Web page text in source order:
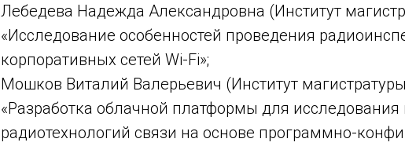
Лебедева Надежда Александровна (Институт
«Исследование особенностей проведения
корпоративных сетей Wi-Fi»;
Мошков Виталий Валерьевич (Институт
«Разработка облачной платформы для исследования
радиотехнологий связи на основе программно-